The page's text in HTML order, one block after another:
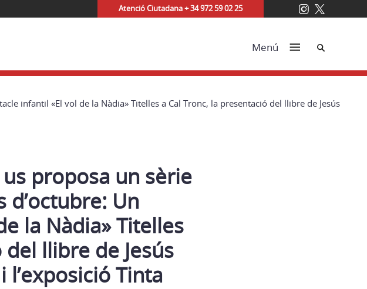
Atenció Ciutadana + 34 972 59 02 25
Menú Cerca
infantil «El vol de la Nàdia» Titelles a Cal Tronc, la presentació del llibre de Jesús
proposa un sèrie
d’octubre: Un
la Nàdia» Titelles
llibre de Jesús
l’exposició Tinta